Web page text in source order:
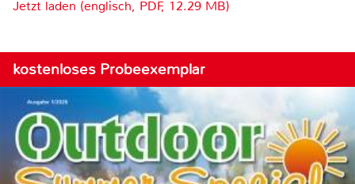
Jetzt laden (englisch, PDF, 12.29 MB)
kostenloses Probeexemplar